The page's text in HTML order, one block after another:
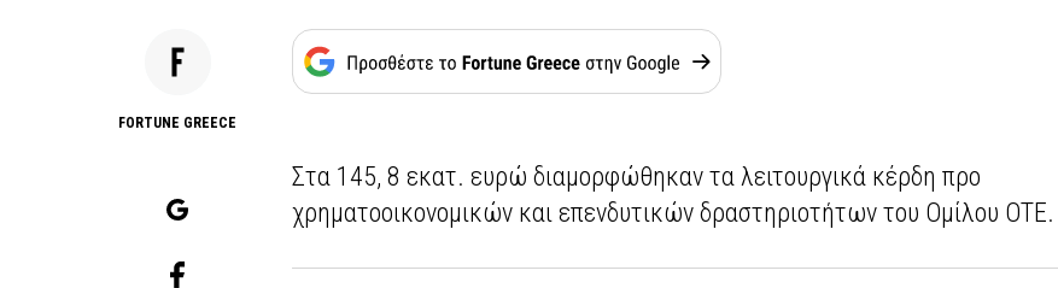
FORTUNE GREECE
Στα 145, 8 εκατ. ευρώ διαμορφώθηκαν τα λειτουργικά κέρδη προ
χρηματοοικονομικών και επενδυτικών δραστηριοτήτων του Ομίλου ΟΤΕ.